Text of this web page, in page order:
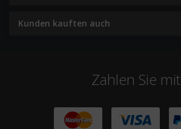
Kunden kauften auch
Zahlen Sie mit